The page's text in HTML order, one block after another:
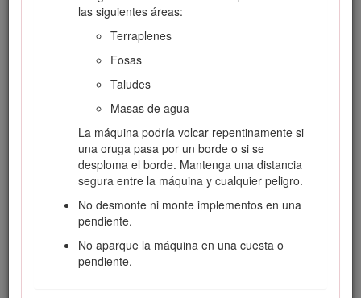
las siguientes áreas:
Terraplenes
Fosas
Taludes
Masas de agua
La máquina podría volcar repentinamente si
una oruga pasa por un borde o si se
desploma el borde. Mantenga una distancia
segura entre la máquina y cualquier peligro.
No desmonte ni monte implementos en una
pendiente.
No aparque la máquina en una cuesta o
pendiente.
contienen tendidos enterrados y otros objetos, y
no excave en las zonas marcadas.
Lea y comprenda el contenido de este
del operadorantes de arrancar la máquina.
Dedique toda su atención al manejo de la
máquina. No realice ninguna actividad que
pudiera distraerle; de lo contrario, podrían
producirse lesiones o daños materiales.
No deje nunca que la máquina sea utilizada por
niños o por personas que no hayan recibido la
formación adecuada.
Mantenga las manos y los pies alejados de
componentes e implementos en movimiento.
No haga funcionar la máquina si no están